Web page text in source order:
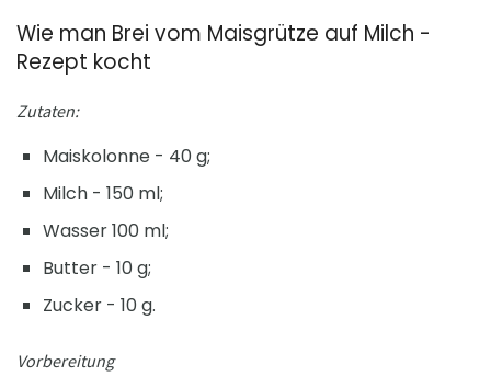
Wie man Brei vom Maisgrütze auf Milch -
Rezept kocht
Zutaten:
Maiskolonne - 40 g;
Milch - 150 ml;
Wasser 100 ml;
Butter - 10 g;
Zucker - 10 g.
Vorbereitung